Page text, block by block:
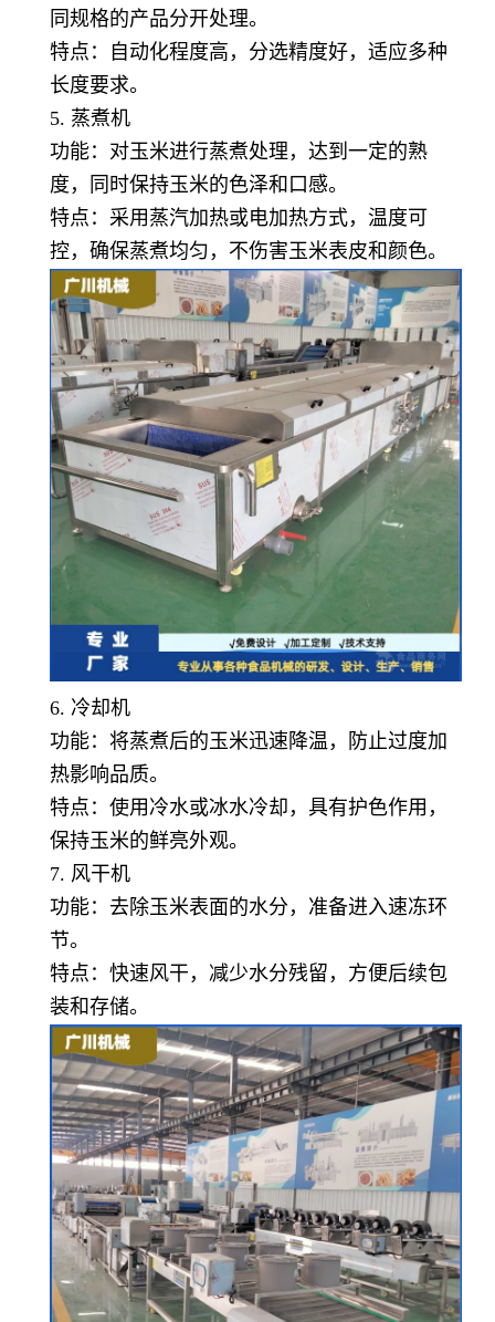
同规格的产品分开处理。
特点：自动化程度高，分选精度好，适应多种
长度要求。
5. 蒸煮机
功能：对玉米进行蒸煮处理，达到一定的熟
度，同时保持玉米的色泽和口感。
特点：采用蒸汽加热或电加热方式，温度可
控，确保蒸煮均匀，不伤害玉米表皮和颜色。
6. 冷却机
功能：将蒸煮后的玉米迅速降温，防止过度加
热影响品质。
特点：使用冷水或冰水冷却，具有护色作用，
保持玉米的鲜亮外观。
7. 风干机
功能：去除玉米表面的水分，准备进入速冻环
节。
特点：快速风干，减少水分残留，方便后续包
装和存储。